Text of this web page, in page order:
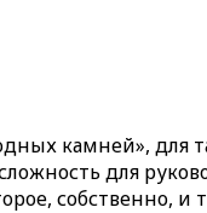
камней»,
для
собственно,